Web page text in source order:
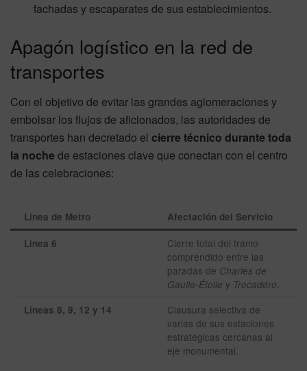
fachadas y escaparates de sus establecimientos.
Apagón logístico en la red de
transportes
Con el objetivo de evitar las grandes aglomeraciones y
embolsar los flujos de aficionados, las autoridades de
transportes han decretado el cierre técnico durante toda
la noche de estaciones clave que conectan con el centro
de las celebraciones:
Línea de Metro Afectación del Servicio
Línea 6
Cierre total del tramo
comprendido entre las
paradas de Charles de
Gaulle-Étoile y Trocadéro
Líneas 8, 9, 12 y 14
Clausura selectiva de
varias de sus estaciones
estratégicas cercanas al
eje monumental.